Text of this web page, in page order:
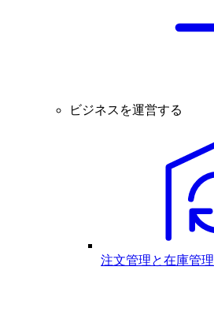
ビジネスを運営する
注文管理と在庫管理